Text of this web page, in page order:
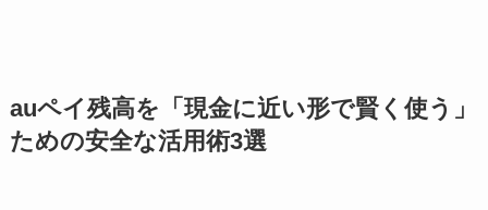
auペイ残高を「現金に近い形で賢く使う」
ための安全な活用術3選